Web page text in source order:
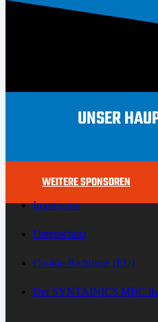
UNSER
WEITERE SPONSOREN
Impressum
Datenschutz
Cookie-Richtlinie (EU)
Der SYNTAINICS MBC